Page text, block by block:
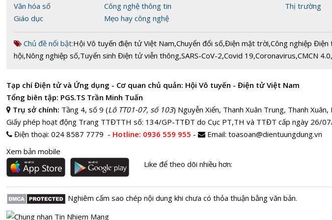
Văn hóa số
Giáo dục
Công nghệ thông tin
Mẹo hay công nghệ
Thị trường
Chủ đề nổi bật:Hội Vô tuyến điện tử Việt Nam,Chuyển đổi số,Điện mặt trời,Công nghiệp Điện
hội,Nông nghiệp số,Tuyển sinh Điện tử viễn thông,SARS-CoV-2,Covid 19,Coronavirus,CMCN 4.0,
Tạp chí Điện tử và Ứng dụng - Cơ quan chủ quản: Hội Vô tuyến - Điện tử Việt Nam
Tổng biên tập: PGS.TS Trần Minh Tuấn
Trụ sở chính: Tầng 4, số 9 (Lô TT01-07, số 103) Nguyễn Xiển, Thanh Xuân Trung, Thanh Xuân,
Giấy phép hoạt động Trang TTĐTTH số: 134/GP-TTĐT do Cục PT,TH và TTĐT cấp ngày 26/
Điện thoại: 024 8587 7779 - Hotline: 0936 559 955 - Email: toasoan@dientuungdung.vn
Xem bản mobile
Like để theo dõi nhiều hơn:
Nghiêm cấm sao chép nội dung khi chưa có thỏa thuận bằng văn bản.